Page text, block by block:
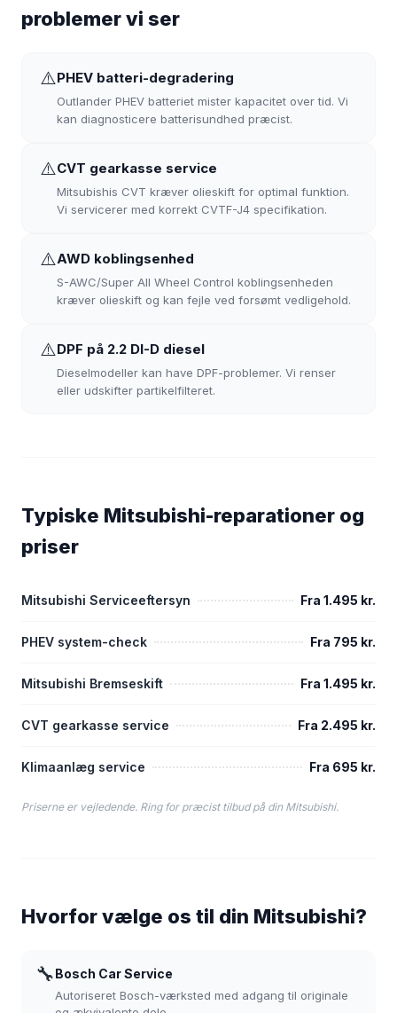
problemer vi ser
⚠️PHEV batteri-degradering
Outlander PHEV batteriet mister kapacitet over tid. Vi
kan diagnosticere batterisundhed præcist.
⚠️CVT gearkasse service
Mitsubishis CVT kræver olieskift for optimal funktion.
Vi servicerer med korrekt CVTF-J4 specifikation.
⚠️AWD koblingsenhed
S-AWC/Super All Wheel Control koblingsenheden
kræver olieskift og kan fejle ved forsømt vedligehold.
⚠️DPF på 2.2 DI-D diesel
Dieselmodeller kan have DPF-problemer. Vi renser
eller udskifter partikelfilteret.
Typiske Mitsubishi-reparationer og
priser
Mitsubishi Serviceeftersyn Fra 1.495 kr.
PHEV system-check Fra 795 kr.
Mitsubishi Bremseskift Fra 1.495 kr.
CVT gearkasse service Fra 2.495 kr.
Klimaanlæg service Fra 695 kr.
Priserne er vejledende. Ring for præcist tilbud på din Mitsubishi.
Hvorfor vælge os til din Mitsubishi?
🔧Bosch Car Service
Autoriseret Bosch-værksted med adgang til originale